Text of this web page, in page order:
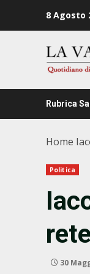
8 Agosto
Rubrica
Home
Politica
30